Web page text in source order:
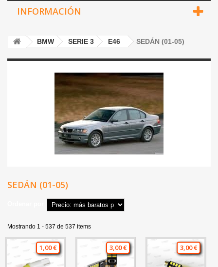
INFORMACIÓN
BMW SERIE 3 E46 SEDÁN (01-05)
SEDÁN (01-05)
Mostrando 1 - 537 de 537 items
1,00 € 3,00 € 3,00 €